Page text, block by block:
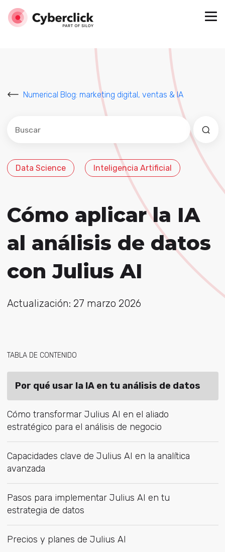
Numerical Blog: marketing digital, ventas & IA
Este es un campo de búsqueda con una función de
No hay sugerencias porque el campo de
Data Science Inteligencia Artificial
Cómo aplicar la IA
al análisis de datos
con Julius AI
Actualización: 27 marzo 2026
TABLA DE CONTENIDO
Por qué usar la IA en tu análisis de datos
Cómo transformar Julius AI en el aliado
estratégico para el análisis de negocio
Capacidades clave de Julius AI en la analítica
avanzada
Pasos para implementar Julius AI en tu
estrategia de datos
Precios y planes de Julius AI